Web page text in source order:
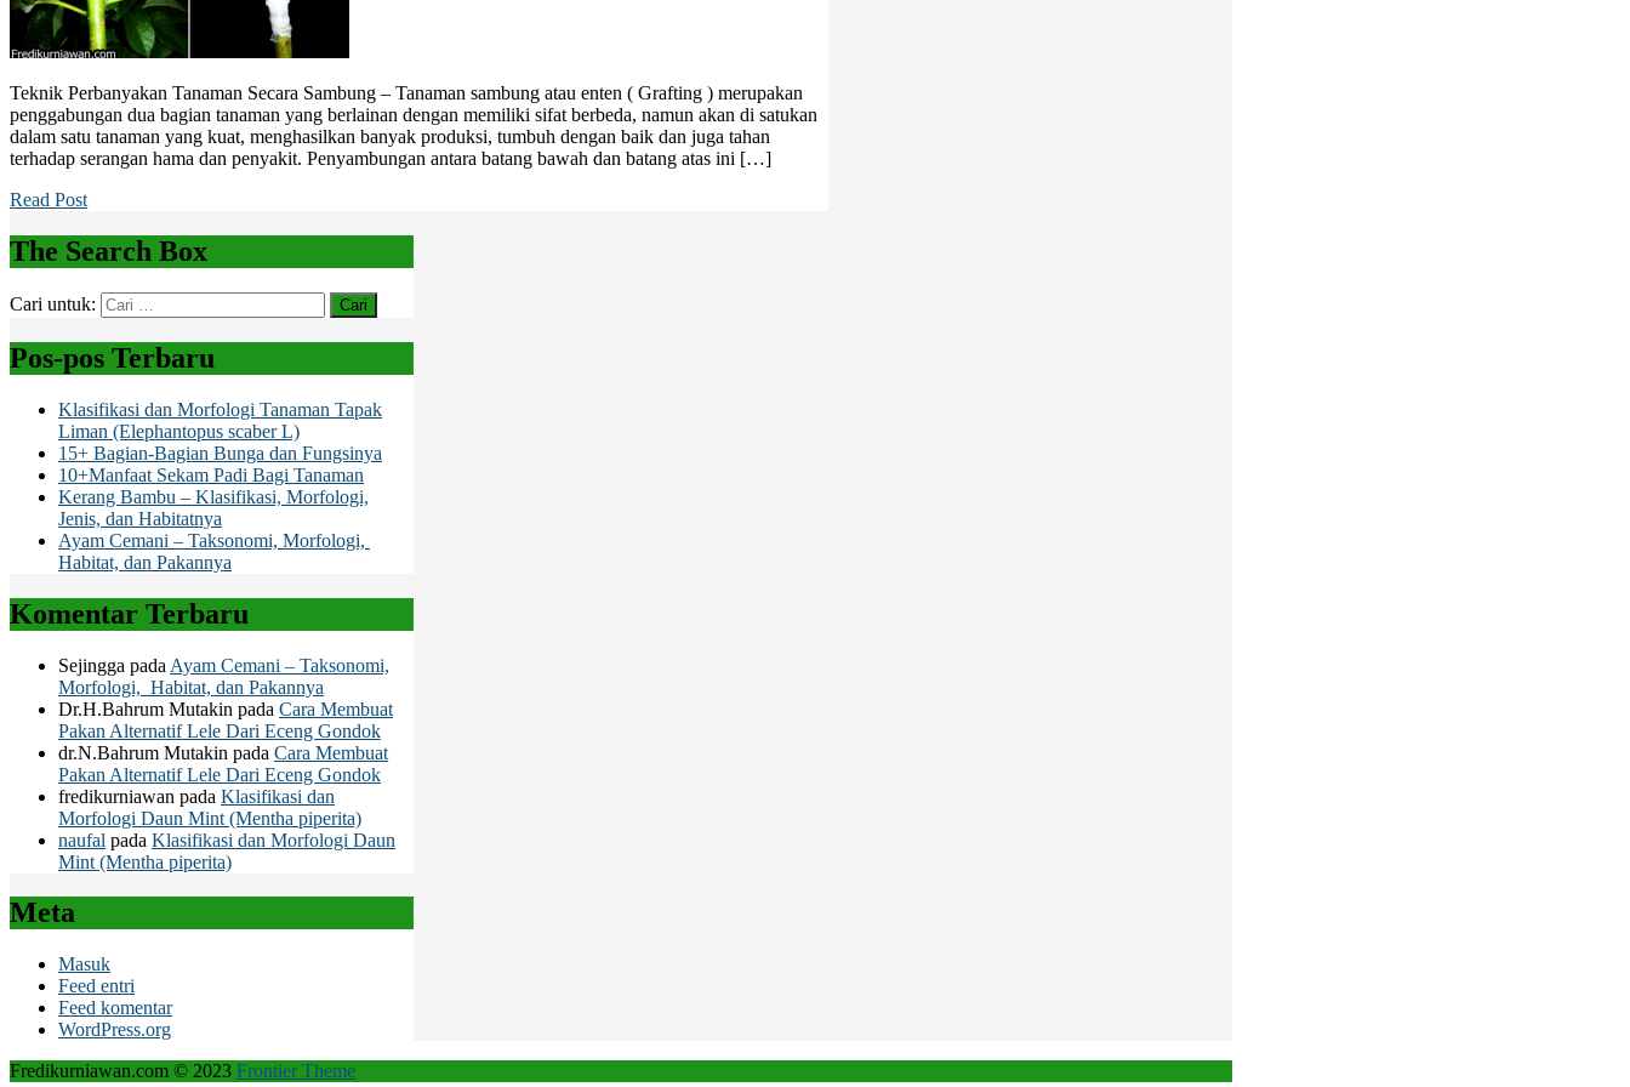
Teknik Perbanyakan Tanaman Secara Sambung – Tanaman sambung atau enten ( Grafting ) merupakan
penggabungan dua bagian tanaman yang berlainan dengan memiliki sifat berbeda, namun akan di satukan
dalam satu tanaman yang kuat, menghasilkan banyak produksi, tumbuh dengan baik dan juga tahan
terhadap serangan hama dan penyakit. Penyambungan antara batang bawah dan batang atas ini […]
Read Post
The Search Box
Cari untuk:
Pos-pos Terbaru
Klasifikasi dan Morfologi Tanaman Tapak
Liman (Elephantopus scaber L)
15+ Bagian-Bagian Bunga dan Fungsinya
10+Manfaat Sekam Padi Bagi Tanaman
Kerang Bambu – Klasifikasi, Morfologi,
Jenis, dan Habitatnya
Ayam Cemani – Taksonomi, Morfologi,
Habitat, dan Pakannya
Komentar Terbaru
Sejingga pada Ayam Cemani – Taksonomi,
Morfologi, Habitat, dan Pakannya
Dr.H.Bahrum Mutakin pada Cara Membuat
Pakan Alternatif Lele Dari Eceng Gondok
dr.N.Bahrum Mutakin pada Cara Membuat
Pakan Alternatif Lele Dari Eceng Gondok
fredikurniawan pada Klasifikasi dan
Morfologi Daun Mint (Mentha piperita)
naufal pada Klasifikasi dan Morfologi Daun
Mint (Mentha piperita)
Meta
Masuk
Feed entri
Feed komentar
WordPress.org
Fredikurniawan.com © 2023 Frontier Theme